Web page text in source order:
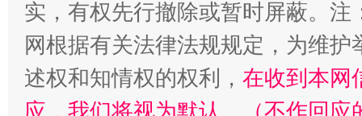
实，有权先行撤除或暂时屏蔽。
网根据有关法律法规规定，为维
述权和知情权的权利， 在收到本网
应，我们将视为默认。（不作回应